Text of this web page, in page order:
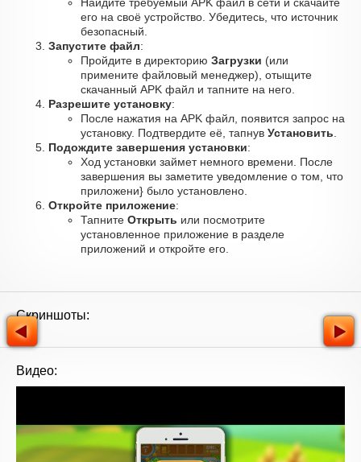
его на своё устройство. Убедитесь, что источник
безопасный.
Запустите файл:
Пройдите в директорию Загрузки (или
примените файловый менеджер), отыщите
скачанный APK файл и тапните на него.
Разрешите установку:
После нажатия на APK файл, появится запрос на
установку. Подтвердите её, тапнув Установить
Подождите завершения установки:
Ход установки займет немного времени. После
завершения вы заметите уведомление о том, что
приложени} было установлено.
Откройте приложение:
Тапните Открыть или посмотрите
установленное приложение в разделе
приложений и откройте его.
Скриншоты:
Видео: